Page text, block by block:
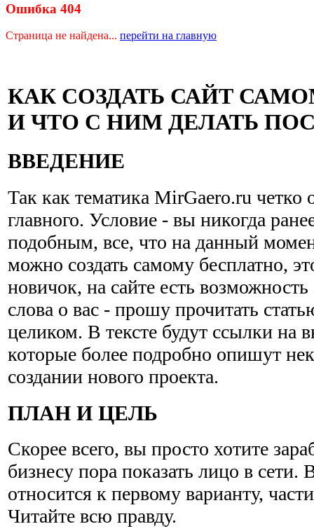
Ошибка 404
Страница не найдена... перейти на главную
КАК СОЗДАТЬ САЙТ
И ЧТО С НИМ ДЕЛАТЬ
ВВЕДЕНИЕ
Так как тематика MirGaero.ru четко
главного. Условие - вы никогда
подобным, все, что на данный
можно создать самому бесплатно,
новичок, на сайте есть возможность
слова о вас - прошу прочитать
целиком. В тексте будут ссылки на
которые более подробно опишут
создании нового проекта.
ПЛАН И ЦЕЛЬ
Скорее всего, вы просто хотите
бизнесу пора показать лицо в сети.
относится к первому варианту,
Читайте всю правду.